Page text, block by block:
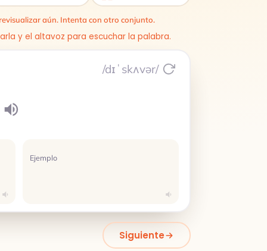
aún. Intenta con otro conjunto.
y el altavoz para escuchar la palabra.
/dɪˈskʌvər/
Ejemplo
Siguiente